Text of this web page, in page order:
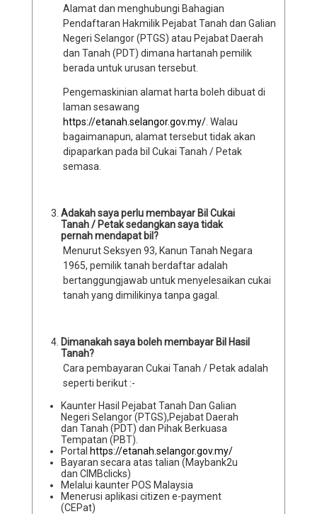
Alamat dan menghubungi Bahagian
Pendaftaran Hakmilik Pejabat Tanah dan Galian
Negeri Selangor (PTGS) atau Pejabat Daerah
dan Tanah (PDT) dimana hartanah pemilik
berada untuk urusan tersebut.
Pengemaskinian alamat harta boleh dibuat di
laman sesawang
https://etanah.selangor.gov.my/. Walau
bagaimanapun, alamat tersebut tidak akan
dipaparkan pada bil Cukai Tanah / Petak
semasa.
Adakah saya perlu membayar Bil Cukai
Tanah / Petak sedangkan saya tidak
pernah mendapat bil?
Menurut Seksyen 93, Kanun Tanah Negara
1965, pemilik tanah berdaftar adalah
bertanggungjawab untuk menyelesaikan cukai
tanah yang dimilikinya tanpa gagal.
Dimanakah saya boleh membayar Bil Hasil
Tanah?
Cara pembayaran Cukai Tanah / Petak adalah
seperti berikut :-
Kaunter Hasil Pejabat Tanah Dan Galian
Negeri Selangor (PTGS),Pejabat Daerah
dan Tanah (PDT) dan Pihak Berkuasa
Tempatan (PBT).
Portal https://etanah.selangor.gov.my/
Bayaran secara atas talian (Maybank2u
dan CIMBclicks)
Melalui kaunter POS Malaysia
Menerusi aplikasi citizen e-payment
(CEPat)